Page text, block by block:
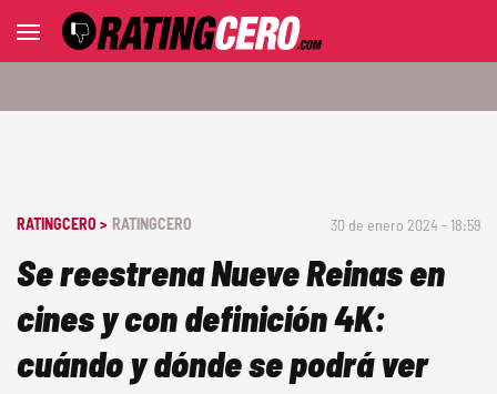
RATINGCERO > RATINGCERO 30 de enero 2024 - 18:59
Se reestrena Nueve Reinas en
cines y con definición 4K:
cuándo y dónde se podrá ver